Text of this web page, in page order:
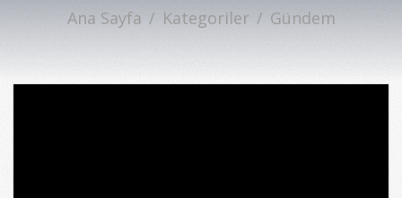
Ana Sayfa Kategoriler Gündem